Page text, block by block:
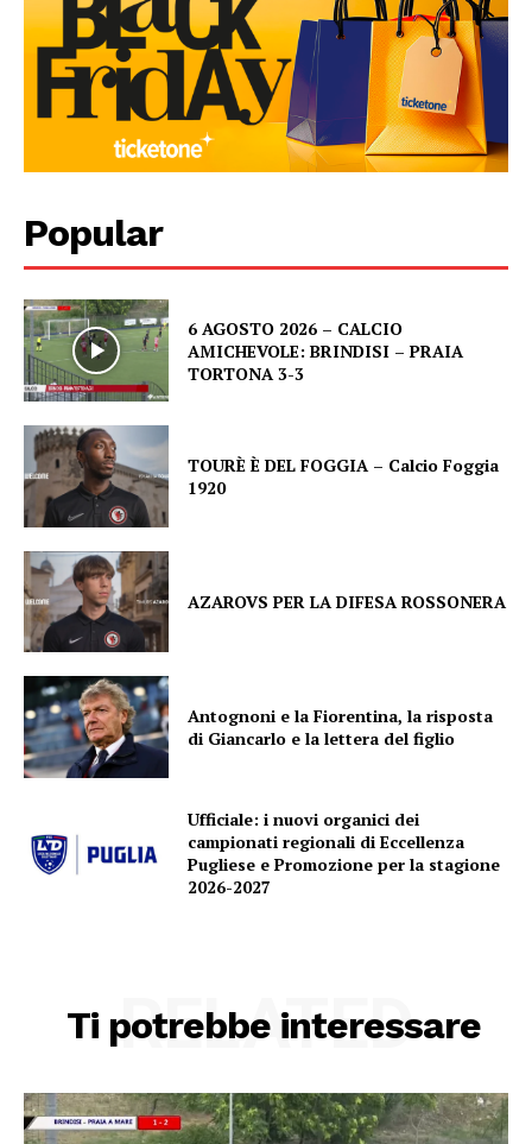
Popular
6 AGOSTO 2026 – CALCIO
AMICHEVOLE: BRINDISI – PRAIA
TORTONA 3-3
TOURÈ È DEL FOGGIA – Calcio Foggia
1920
AZAROVS PER LA DIFESA ROSSONERA
Antognoni e la Fiorentina, la risposta
di Giancarlo e la lettera del figlio
Ufficiale: i nuovi organici dei
campionati regionali di Eccellenza
Pugliese e Promozione per la stagione
2026-2027
Ti potrebbe interessare
RELATED